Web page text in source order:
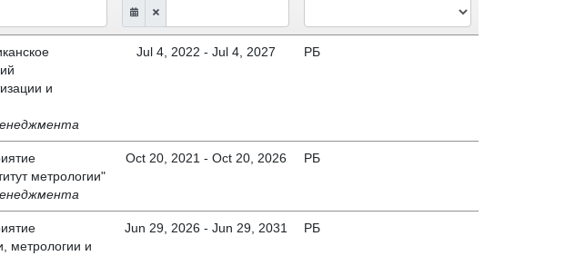
и
Jul 4, 2022 - Jul 4, 2027 РБ
метрологии"
Oct 20, 2021 - Oct 20, 2026 РБ
метрологии и
Jun 29, 2026 - Jun 29, 2031 РБ